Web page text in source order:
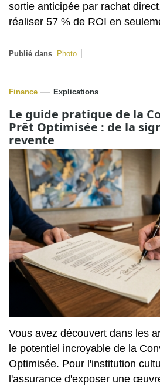
sortie anticipée par rachat
réaliser 57 % de ROI en
Publié dans Photo
Finance — Explications
Le guide pratique de la
Prêt Optimisée : de la
revente
Vous avez découvert dans les
le potentiel incroyable de la
Optimisée. Pour l'institution
l'assurance d'exposer une